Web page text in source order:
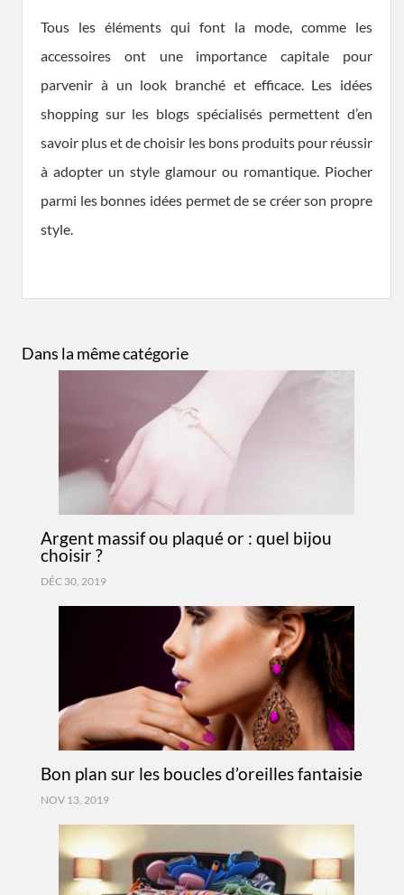
Tous les éléments qui font la mode, comme les
accessoires ont une importance capitale pour
parvenir à un look branché et efficace. Les idées
shopping sur les blogs spécialisés permettent d’en
savoir plus et de choisir les bons produits pour réussir
à adopter un style glamour ou romantique. Piocher
parmi les bonnes idées permet de se créer son propre
style.
Dans la même catégorie
Argent massif ou plaqué or : quel bijou
choisir ?
DÉC 30, 2019
Bon plan sur les boucles d’oreilles fantaisie
NOV 13, 2019